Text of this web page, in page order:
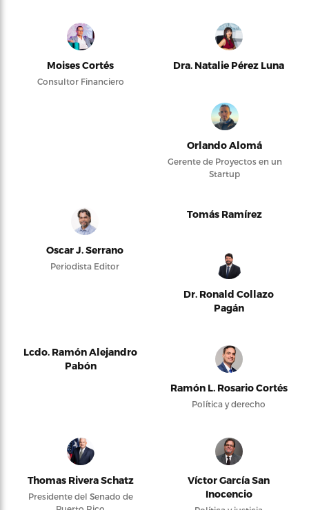
Moises Cortés
Consultor Financiero
Dra. Natalie Pérez Luna
Orlando Alomá
Gerente de Proyectos en un
Startup
Oscar J. Serrano
Periodista Editor
Tomás Ramírez
Dr. Ronald Collazo
Pagán
Lcdo. Ramón Alejandro
Pabón
Ramón L. Rosario Cortés
Política y derecho
Thomas Rivera Schatz
Presidente del Senado de
Víctor García San
Inocencio